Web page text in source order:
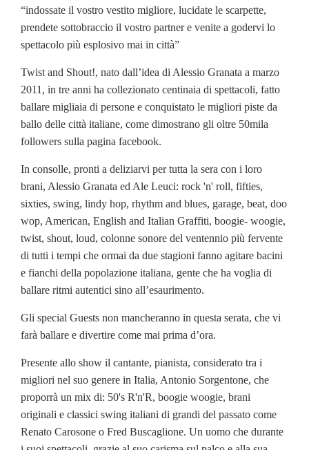
“indossate il vostro vestito migliore, lucidate le scarpette,
prendete sottobraccio il vostro partner e venite a godervi lo
spettacolo più esplosivo mai in città”
Twist and Shout!, nato dall’idea di Alessio Granata a marzo
2011, in tre anni ha collezionato centinaia di spettacoli, fatto
ballare migliaia di persone e conquistato le migliori piste da
ballo delle città italiane, come dimostrano gli oltre 50mila
followers sulla pagina facebook.
In consolle, pronti a deliziarvi per tutta la sera con i loro
brani, Alessio Granata ed Ale Leuci: rock 'n' roll, fifties,
sixties, swing, lindy hop, rhythm and blues, garage, beat, doo
wop, American, English and Italian Graffiti, boogie- woogie,
twist, shout, loud, colonne sonore del ventennio più fervente
di tutti i tempi che ormai da due stagioni fanno agitare bacini
e fianchi della popolazione italiana, gente che ha voglia di
ballare ritmi autentici sino all’esaurimento.
Gli special Guests non mancheranno in questa serata, che vi
farà ballare e divertire come mai prima d’ora.
Presente allo show il cantante, pianista, considerato tra i
migliori nel suo genere in Italia, Antonio Sorgentone, che
proporrà un mix di: 50's R'n'R, boogie woogie, brani
originali e classici swing italiani di grandi del passato come
Renato Carosone o Fred Buscaglione. Un uomo che durante